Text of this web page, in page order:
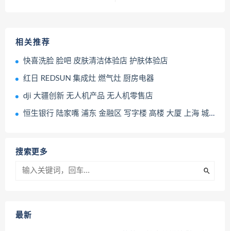
相关推荐
快喜洗脸 脸吧 皮肤清洁体验店 护肤体验店
红日 REDSUN 集成灶 燃气灶 厨房电器
dji 大疆创新 无人机产品 无人机零售店
恒生银行 陆家嘴 浦东 金融区 写字楼 高楼 大厦 上海 城市
搜索更多
最新